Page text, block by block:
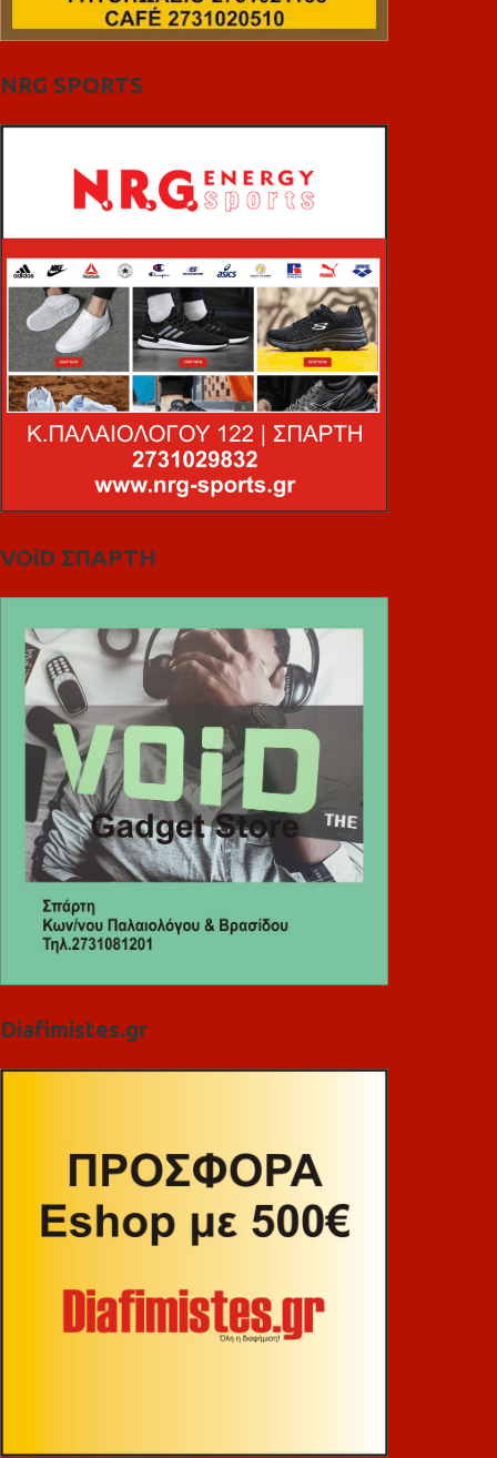
NRG SPORTS
VOiD ΣΠΑΡΤΗ
Diafimistes.gr